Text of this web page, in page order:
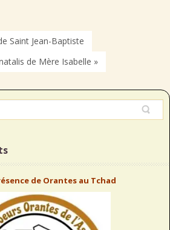
Saint Jean-Baptiste
de Mère Isabelle »
de Orantes au Tchad